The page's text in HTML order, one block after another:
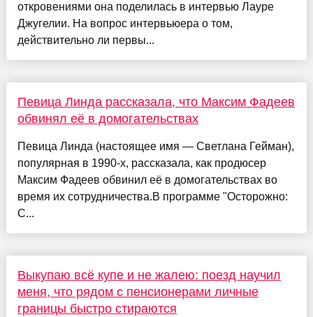
откровениями она поделилась в интервью Лауре
Джугелии. На вопрос интервьюера о том,
действительно ли первы...
Певица Линда рассказала, что Максим Фадеев
обвинял её в домогательствах
Певица Линда (настоящее имя — Светлана Гейман),
популярная в 1990-х, рассказала, как продюсер
Максим Фадеев обвинил её в домогательствах во
время их сотрудничества.В программе "Осторожно:
С...
Выкупаю всё купе и не жалею: поезд научил
меня, что рядом с пенсионерами личные
границы быстро стираются